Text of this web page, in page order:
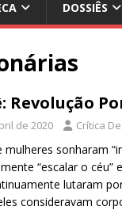
DOSSIÊS
Revolução
de 2020 Crítica
mulheres sonharam
“escalar o céu”
lutaram
consideravam